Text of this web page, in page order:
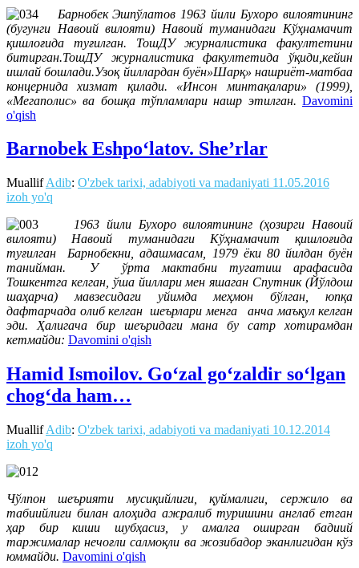
Барнобек Эшпўлатов 1963 йили Бухоро вилоятининг
(бугунги Навоий вилояти) Навоий туманидаги Кўҳнамачит
қишлоғида туғилган. ТошДУ журналистика факултетини
битирган.ТошДУ журналистика факултетида ўқиди,кейин
ишлай бошлади.Узоқ йиллардан буён»Шарқ» нашриёт-матбаа
концернида хизмат қилади. «Инсон минтақалари» (1999),
«Мегаполис» ва бошқа тўпламлари нашр этилган. Davomini
o'qish
Barnobek Eshpo‘latov. She’rlar
MuallifAdib: O'zbek tarixi, adabiyoti va madaniyati 11.05.2016
izoh yo'q
1963 йили Бухоро вилоятининг (ҳозирги Навоий
вилояти) Навоий туманидаги Кўҳнамачит қишлоғида
туғилган
Барнобекни, адашмасам, 1979 ёки 80 йилдан буён
танийман. У ўрта мактабни тугатиш арафасида
Тошкентга келган, ўша йиллари мен яшаган Спутник (Йўлдош
шаҳарча) мавзесидаги уйимда меҳмон бўлган, юпқа
дафтарчада олиб келган шеърлари менга анча маъқул келган
эди. Ҳалигача бир шеъридаги мана бу сатр хотирамдан
кетмайди: Davomini o'qish
Hamid Ismoilov. Go‘zal go‘zaldir so‘lgan
chog‘da ham…
MuallifAdib: O'zbek tarixi, adabiyoti va madaniyati 10.12.2014
izoh yo'q
Чўлпон шеърияти мусиқийлиги, қуймалиги, сержило ва
табиийлиги билан алоҳида ажралиб туришини англаб етган
ҳар бир киши шубҳасиз, у амалга оширган бадиий
таржималар нечоғли салмоқли ва жозибадор эканлигидан кўз
юммайди. Davomini o'qish